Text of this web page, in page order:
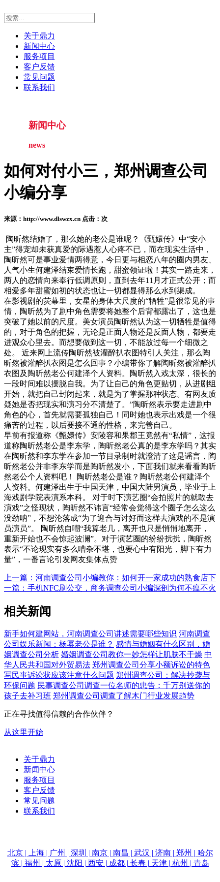
关于鼎力
新闻中心
服务项目
客户反馈
常见问题
联系我们
新闻中心
news
如何对付小三，郑州调查公司
小编分享
来源：http://www.dlswzx.cn 点击： 次
陶昕然结婚了，那么她的老公是谁呢？《甄嬛传》中“安小
主”得宠却未获真爱的际遇惹人心疼不已，而在现实生活中，
陶昕然可是事业爱情两得意，今日更与相恋八年的圈内男友、
人气小生何建泽结束爱情长跑，甜蜜领证啦！其实一路走来，
两人的恋情向来奉行低调原则，直到去年11月才正式公开；而
相爱多年甜蜜如初的状态也让一切都显得那么水到渠成。
在影视剧的荧幕里，女星的身体大尺度的“牺牲”是很常见的事
情，陶昕然为了剧中角色需要将她整个后背都露出了，这也是
突破了她以前的尺度。美女演员陶昕然认为这一切牺牲是值得
的，对于角色的把握，无论是正面人物还是反面人物，都要走
进观众心里去。而想要做到这一切，不能放过每一个细微之
处。 近来网上流传陶昕然被灌醉扒衣图特引人关注，那么陶
昕然被灌醉扒衣图是怎么回事？小编带你了解陶昕然被灌醉扒
衣图及陶昕然老公何建泽个人资料。陶昕然入戏太深，很长的
一段时间难以摆脱自我。为了让自己的角色更贴切，从进剧组
开始，就把自己封闭起来，就是为了掌握那种状态。有网友质
疑她是否把现实和演习分不清楚了。”陶昕然表示要走进剧中
角色的心，首先就需要孤独自己！同时她也表示出戏是一个很
痛苦的过程，以后要接不通的性格，来完善自己。
早前有报道称《甄嬛传》安陵容和果郡王竟然有“私情”，这报
道称陶昕然老公是李东学，陶昕然老公真的是李东学吗？其实
在陶昕然和李东学在参加一节目录制时就澄清了这是谣言，陶
昕然老公并非李东学而是陶昕然发小，下面我们就来看看陶昕
然老公个人资料吧！ 陶昕然老公是谁？陶昕然老公何建泽个
人资料。何建泽出生于中国天津，中国大陆男演员，毕业于上
海戏剧学院表演系本科。 对于时下演艺圈“会拍照片的就敢去
演戏”之怪现状，陶昕然不讳言“经常会觉得这个圈子怎么这么
没劲呐”，不想沦落成“为了迎合与讨好而这样去演戏的不是演
员演员”。 陶昕然自嘲“我算老几，离开也只是悄悄地离开，
重新开始也不会惊起波澜”。对于演艺圈的纷纷扰扰，陶昕然
表示“不论现实有多么嘈杂不堪，也要心中有阳光，脚下有力
量”，一番言论引发网友集体点赞
上一篇：河南调查公司小编教你：如何开一家成功的熟食店下
一篇：手机NFC刷公交，商务调查公司小编深剖为何不瘟不火
相关新闻
新手如何建网站，河南调查公司讲述需要哪些知识 河南调查
公司娱乐新闻：杨幂老公是谁？ 感情与婚姻有什么区别，婚
姻调查公司分析 婚姻调查公司教你一妙怎样让肌肤不干燥 中
华人民共和国对外贸易法 郑州调查公司分享小额诉讼的特色
写民事诉讼状应该注意什么问题 郑州调查公司：解决抄袭与
环保问题 民事调查公司调查一位名师的忠告：千万别送你的
孩子去补习班 郑州调查公司调查了解木门行业发展趋势
正在寻找值得信赖的合作伙伴？
从这里开始
关于鼎力
新闻中心
服务项目
客户反馈
常见问题
联系我们
北京 | 上海 | 广州 | 深圳 | 南京 | 南昌 | 武汉 | 济南 | 郑州 | 哈尔
滨 | 福州 | 太原 | 沈阳 | 西安 | 成都 | 长春 | 天津 | 杭州 | 青岛